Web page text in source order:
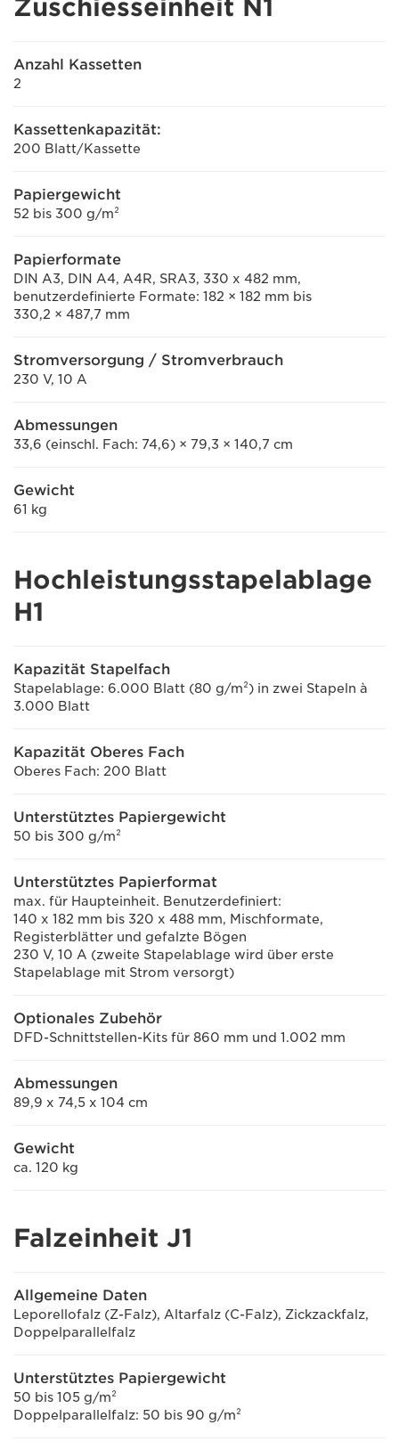
Zuschiesseinheit N1
Anzahl Kassetten
2
Kassettenkapazität:
200 Blatt/Kassette
Papiergewicht
52 bis 300 g/m²
Papierformate
DIN A3, DIN A4, A4R, SRA3, 330 x 482 mm,
benutzerdefinierte Formate: 182 × 182 mm bis
330,2 × 487,7 mm
Stromversorgung / Stromverbrauch
230 V, 10 A
Abmessungen
33,6 (einschl. Fach: 74,6) × 79,3 × 140,7 cm
Gewicht
61 kg
Hochleistungsstapelablage
H1
Kapazität Stapelfach
Stapelablage: 6.000 Blatt (80 g/m²) in zwei Stapeln à
3.000 Blatt
Kapazität Oberes Fach
Oberes Fach: 200 Blatt
Unterstütztes Papiergewicht
50 bis 300 g/m²
Unterstütztes Papierformat
max. für Haupteinheit. Benutzerdefiniert:
140 x 182 mm bis 320 x 488 mm, Mischformate,
Registerblätter und gefalzte Bögen
230 V, 10 A (zweite Stapelablage wird über erste
Stapelablage mit Strom versorgt)
Optionales Zubehör
DFD-Schnittstellen-Kits für 860 mm und 1.002 mm
Abmessungen
89,9 x 74,5 x 104 cm
Gewicht
ca. 120 kg
Falzeinheit J1
Allgemeine Daten
Leporellofalz (Z-Falz), Altarfalz (C-Falz), Zickzackfalz,
Doppelparallelfalz
Unterstütztes Papiergewicht
50 bis 105 g/m²
Doppelparallelfalz: 50 bis 90 g/m²